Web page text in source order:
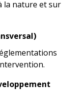
la nature et sur